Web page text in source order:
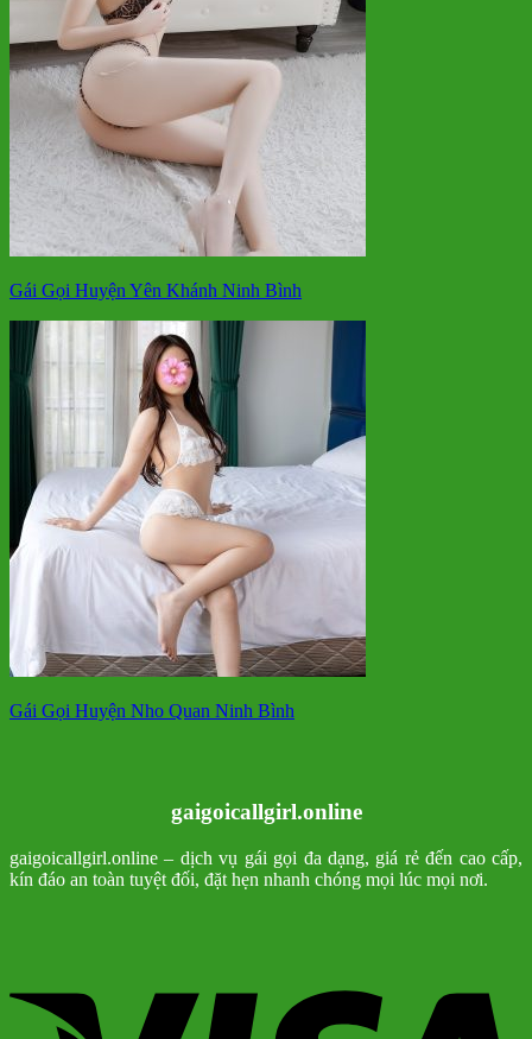
Gái Gọi Huyện Yên Khánh Ninh Bình
Gái Gọi Huyện Nho Quan Ninh Bình
gaigoicallgirl.online
gaigoicallgirl.online – dịch vụ gái gọi đa dạng, giá rẻ đến cao cấp,
kín đáo an toàn tuyệt đối, đặt hẹn nhanh chóng mọi lúc mọi nơi.